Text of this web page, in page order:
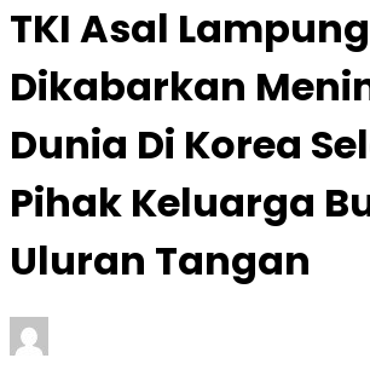
TKI Asal
Dikabarkan
Dunia Di Korea
Pihak Keluarga
Uluran Tangan